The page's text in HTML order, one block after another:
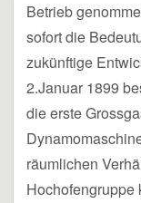
Betrieb
sofort die
zukünftige
2.Januar 1899
die erste
räumlichen
Hochofengruppe